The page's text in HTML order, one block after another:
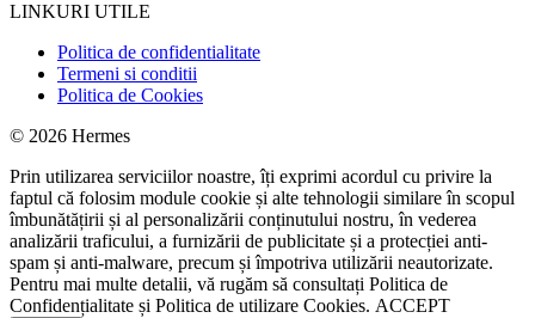
LINKURI UTILE
Politica de confidentialitate
Termeni si conditii
Politica de Cookies
© 2026 Hermes
Prin utilizarea serviciilor noastre, îți exprimi acordul cu privire la
faptul că folosim module cookie și alte tehnologii similare în scopul
îmbunătățirii și al personalizării conținutului nostru, în vederea
analizării traficului, a furnizării de publicitate și a protecției anti-
spam și anti-malware, precum și împotriva utilizării neautorizate.
Pentru mai multe detalii, vă rugăm să consultați Politica de
Confidențialitate și Politica de utilizare Cookies. ACCEPT